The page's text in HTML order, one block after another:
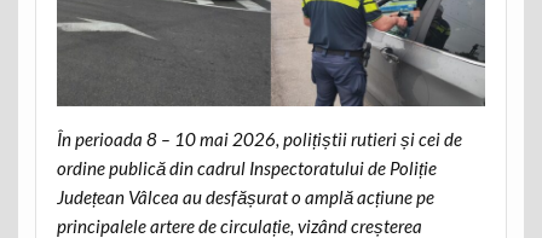
În perioada 8 – 10 mai 2026, polițiștii rutieri și cei de
ordine publică din cadrul Inspectoratului de Poliție
Județean Vâlcea au desfășurat o amplă acțiune pe
principalele artere de circulație, vizând creșterea